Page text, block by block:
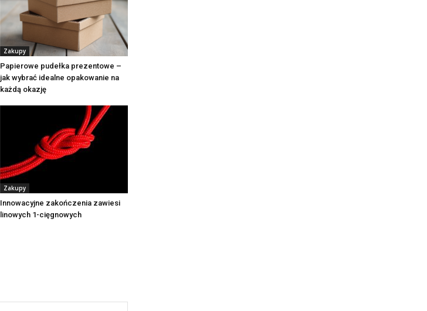
Zakupy
Papierowe pudełka prezentowe –
jak wybrać idealne opakowanie na
każdą okazję
Zakupy
Innowacyjne zakończenia zawiesi
linowych 1-cięgnowych